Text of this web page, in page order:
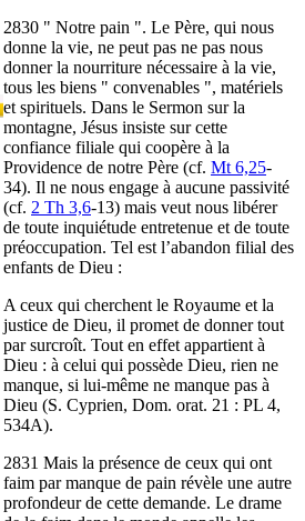
2830 " Notre pain ". Le Père, qui nous
donne la vie, ne peut pas ne pas nous
donner la nourriture nécessaire à la vie,
tous les biens " convenables ", matériels
et spirituels. Dans le Sermon sur la
montagne, Jésus insiste sur cette
confiance filiale qui coopère à la
Providence de notre Père (cf. Mt 6,25-
34). Il ne nous engage à aucune passivité
(cf. 2 Th 3,6-13) mais veut nous libérer
de toute inquiétude entretenue et de toute
préoccupation. Tel est l’abandon filial des
enfants de Dieu :
A ceux qui cherchent le Royaume et la
justice de Dieu, il promet de donner tout
par surcroît. Tout en effet appartient à
Dieu : à celui qui possède Dieu, rien ne
manque, si lui-même ne manque pas à
Dieu (S. Cyprien, Dom. orat. 21 : PL 4,
534A).
2831 Mais la présence de ceux qui ont
faim par manque de pain révèle une autre
profondeur de cette demande. Le drame